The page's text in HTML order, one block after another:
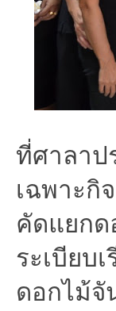
ที่ศาลาป
เฉพาะ
คัดแยก
ระเบีย
ดอกไม้